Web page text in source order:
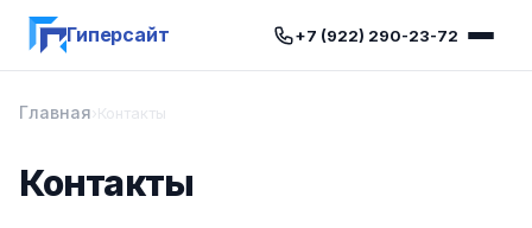
Гиперсайт +7 (922) 290-23-72
Главная›Контакты
Контакты